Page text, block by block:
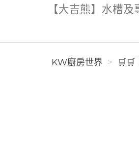
【大吉熊】水槽及
KW廚房世界 🛒🛒